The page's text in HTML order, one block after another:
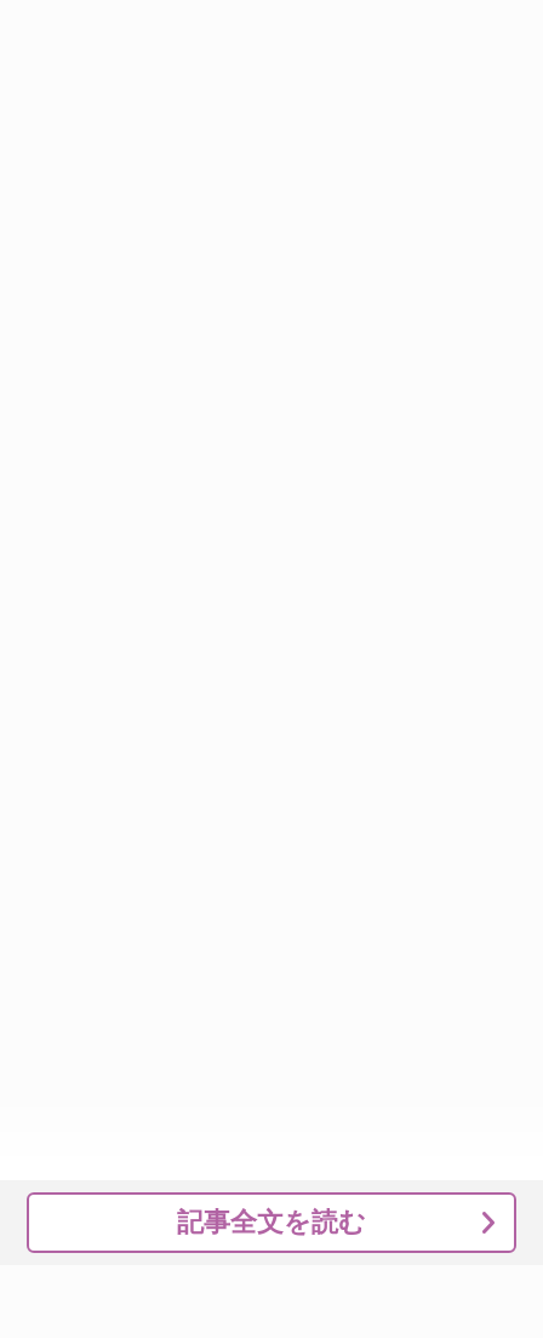
記事全文を読む